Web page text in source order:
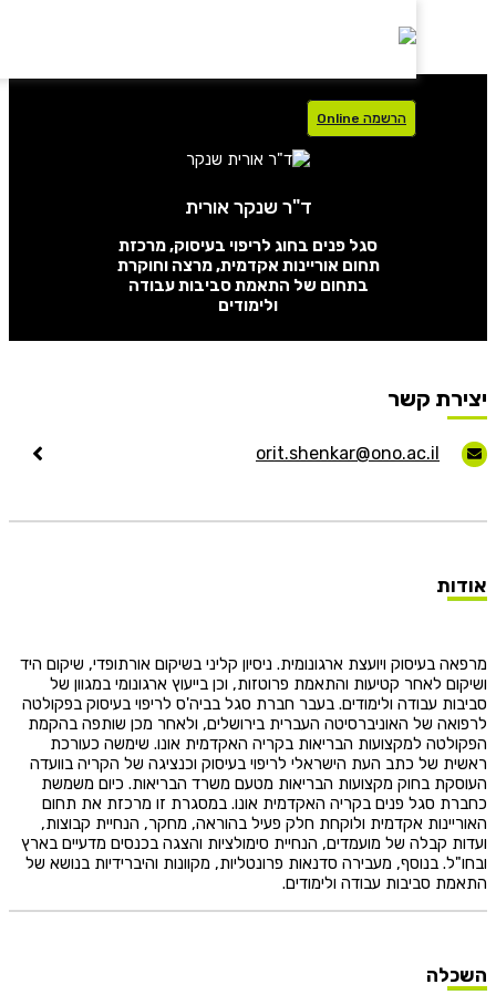
נרשמים
He
English
عربيه
בואו נדבר
הרשמה Online
ד"ר שנקר אורית
סגל פנים בחוג לריפוי בעיסוק, מרכזת
תחום אוריינות אקדמית, מרצה וחוקרת
בתחום של התאמת סביבות עבודה
ולימודים
קשר
orit.shenkar@ono.ac.il
בעיסוק ויועצת ארגונומית. ניסיון קליני בשיקום אורתופדי, שיקום היד
לאחר קטיעות והתאמת פרוטזות, וכן בייעוץ ארגונומי במגוון של
עבודה ולימודים. בעבר חברת סגל בביה'ס לריפוי בעיסוק בפקולטה
של האוניברסיטה העברית בירושלים, ולאחר מכן שותפה בהקמת
למקצועות הבריאות בקריה האקדמית אונו. שימשה כעורכת
של כתב העת הישראלי לריפוי בעיסוק וכנציגה של הקריה בוועדה
בחוק מקצועות הבריאות מטעם משרד הבריאות. כיום משמשת
סגל פנים בקריה האקדמית אונו. במסגרת זו מרכזת את תחום
אקדמית ולוקחת חלק פעיל בהוראה, מחקר, הנחיית קבוצות,
קבלה של מועמדים, הנחיית סימולציות והצגה בכנסים מדעיים בארץ
בנוסף, מעבירה סדנאות פרונטליות, מקוונות והיברידיות בנושא של
סביבות עבודה ולימודים.